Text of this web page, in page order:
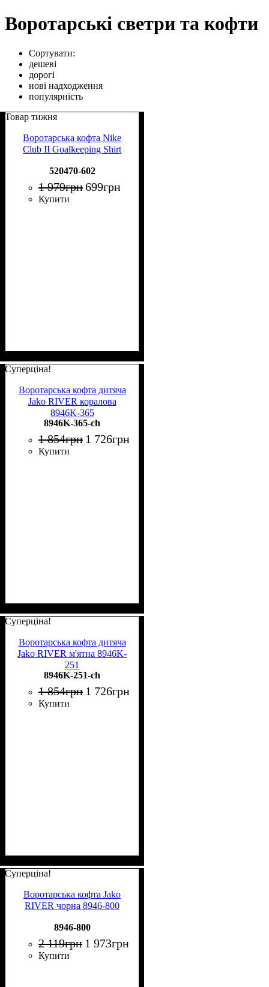
Воротарські светри та кофти
Сортувати:
дешеві
дорогі
нові надходження
популярність
Товар тижня
Воротарська кофта Nike
Club II Goalkeeping Shirt
520470-602
1 979грн699грн
Купити
Суперціна!
Воротарська кофта дитяча
Jako RIVER коралова
8946K-365
8946K-365-ch
1 854грн 1 726грн
Купити
Суперціна!
Воротарська кофта дитяча
Jako RIVER м'ятна 8946K-
251
8946K-251-ch
1 854грн 1 726грн
Купити
Суперціна!
Воротарська кофта Jako
RIVER чорна 8946-800
8946-800
2 119грн 1 973грн
Купити